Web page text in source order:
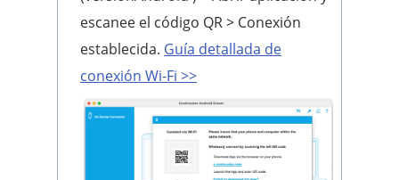
escanee el código QR > Conexión
establecida. Guía detallada de
conexión Wi-Fi >>